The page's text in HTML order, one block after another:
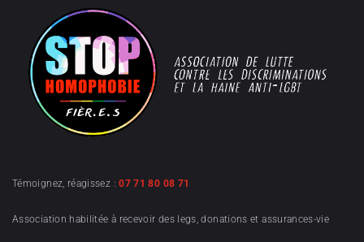
Témoignez, réagissez :07 71 80 08 71
Association habilitée à recevoir des legs, donations et assurances-vie